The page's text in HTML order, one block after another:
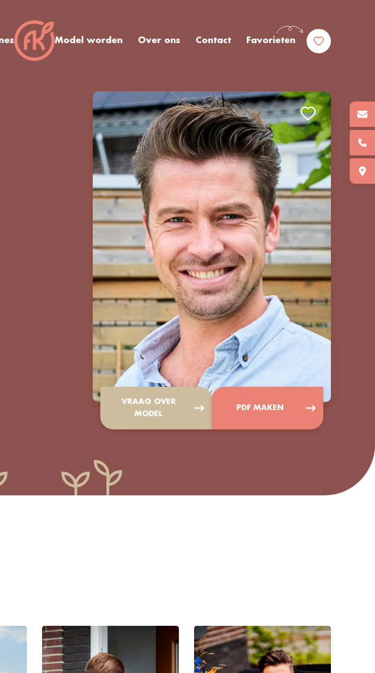
Model worden Over ons Contact Favorieten
VRAAG OVER
MODEL
PDF MAKEN